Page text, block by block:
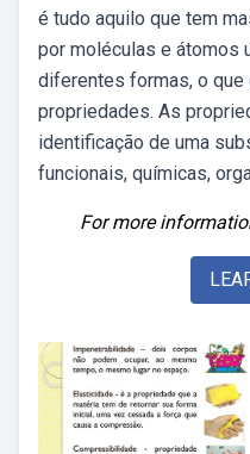
é tudo aquilo que tem
por moléculas e átomos
diferentes formas, o
propriedades. As
identificação de uma
funcionais, químicas,
For more